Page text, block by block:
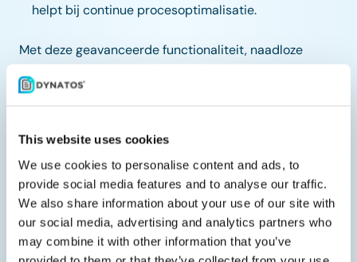
This website uses cookies
We use cookies to personalise content and ads, to
provide social media features and to analyse our traffic.
We also share information about your use of our site with
our social media, advertising and analytics partners who
may combine it with other information that you’ve
helpt bij continue procesoptimalisatie.
Met deze geavanceerde functionaliteit, naadloze
integraties en potentieel voor kostenbesparing en
efficiëntieverbetering vormt de oplossing een sterke
willen stroomlijnen en groei willen realiseren.